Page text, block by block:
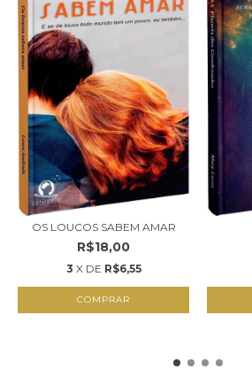
OS LOUCOS SABEM AMAR
R$18,00
3 X DE R$6,55
COMPRAR